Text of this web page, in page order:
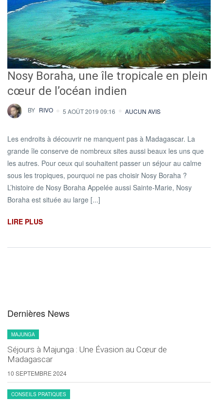
Nosy Boraha, une île tropicale en plein
cœur de l’océan indien
BY RIVO 5 AOÛT 2019 09:16 AUCUN AVIS
Les endroits à découvrir ne manquent pas à Madagascar. La
grande île conserve de nombreux sites aussi beaux les uns que
les autres. Pour ceux qui souhaitent passer un séjour au calme
sous les tropiques, pourquoi ne pas choisir Nosy Boraha ?
L’histoire de Nosy Boraha Appelée aussi Sainte-Marie, Nosy
Boraha est située au large [...]
LIRE PLUS
Dernières News
MAJUNGA
Séjours à Majunga : Une Évasion au Cœur de
Madagascar
10 SEPTEMBRE 2024
CONSEILS PRATIQUES